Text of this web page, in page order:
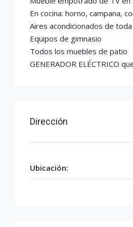
En cocina: horno, campana,
Aires acondicionados de
Equipos de gimnasio
Todos los muebles de patio
GENERADOR ELÉCTRICO
Dirección
Ubicación: